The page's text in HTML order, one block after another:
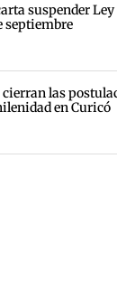
suspender
septiembre
las
en Curicó